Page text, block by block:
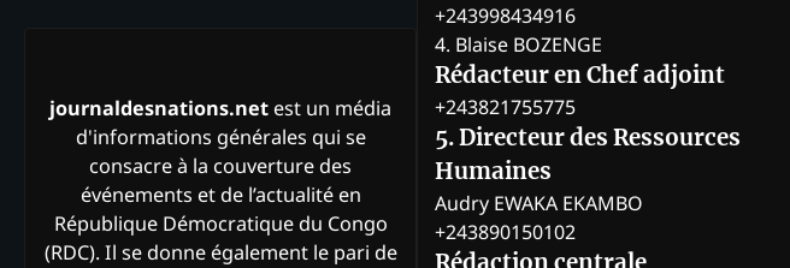
journaldesnations.net est un média
d'informations générales qui se
consacre à la couverture des
événements et de l’actualité en
République Démocratique du Congo
(RDC). Il se donne également le pari de
+243998434916
4. Blaise BOZENGE
Rédacteur en Chef adjoint
+243821755775
5. Directeur des Ressources
Humaines
Audry EWAKA EKAMBO
+243890150102